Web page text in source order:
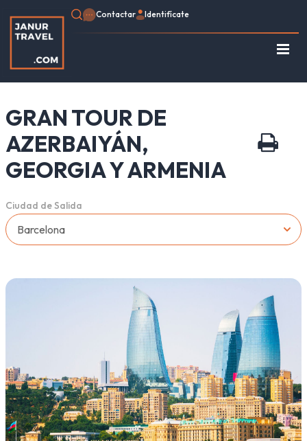
Contactar Identifícate
Egipto
Turquía
Asia
GRAN TOUR DE
AZERBAIYÁN,
GEORGIA Y ARMENIA
Ciudad de Salida